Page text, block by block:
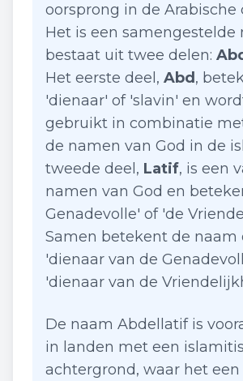
oorsprong in de Arabische
Het is een samengestelde
bestaat uit twee delen:
Het eerste deel, Abd ,
'dienaar' of 'slavin' en
gebruikt in combinatie
de namen van God in de
tweede deel, Latif, is een
namen van God en
Genadevolle' of 'de
Samen betekent de naam
'dienaar van de
'dienaar van de
De naam Abdellatif is
in landen met een
achtergrond, waar het een